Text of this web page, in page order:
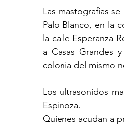
Las mastografías
Palo Blanco, en la
la calle Esperanza
a Casas Grandes
colonia del mismo
Los ultrasonidos
Espinoza.
Quienes acudan a